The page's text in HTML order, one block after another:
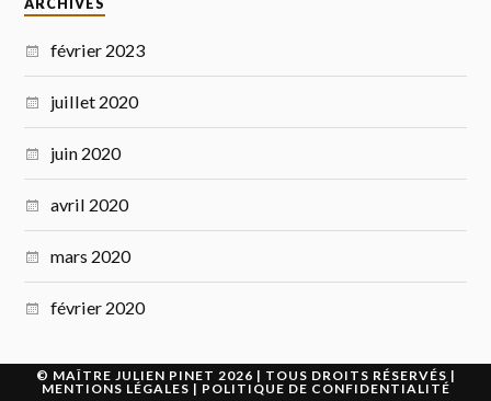
ARCHIVES
février 2023
juillet 2020
juin 2020
avril 2020
mars 2020
février 2020
© MAÎTRE JULIEN PINET 2026 | TOUS DROITS RÉSERVÉS |
MENTIONS LÉGALES | POLITIQUE DE CONFIDENTIALITÉ